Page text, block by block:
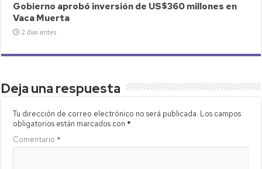
Gobierno aprobó inversión de US$360 millones en
Vaca Muerta
2 días antes
Deja una respuesta
Tu dirección de correo electrónico no será publicada. Los campos
obligatorios están marcados con *
Comentario *